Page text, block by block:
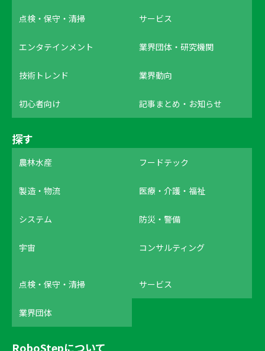
点検・保守・清掃 サービス
エンタテインメント 業界団体・研究機関
技術トレンド 業界動向
初心者向け 記事まとめ・お知らせ
探す
農林水産 フードテック
製造・物流 医療・介護・福祉
システム 防災・警備
宇宙 コンサルティング
点検・保守・清掃 サービス
業界団体
RoboStepについて